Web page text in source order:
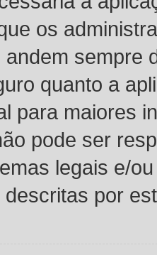
os
sempre
quanto a
para maiores
pode ser
legais e/
por